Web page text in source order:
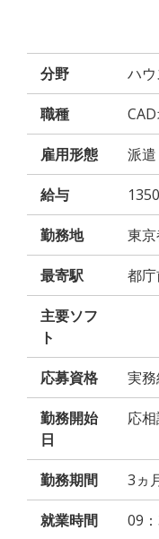
分野 ハ
職種
雇用形態 派遣
給与
勤務地 東
最寄駅 都
主要ソフ
ト
応募資格 実
勤務開始
日
応
勤務期間 3ヵ
就業時間 09